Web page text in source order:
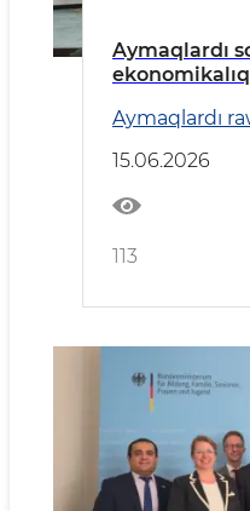
Aymaqlardı
etildi.
Aymaqlardı
15.06.2026
113